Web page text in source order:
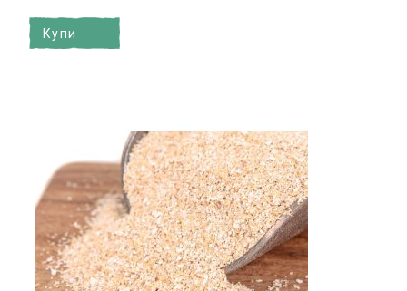
Купи